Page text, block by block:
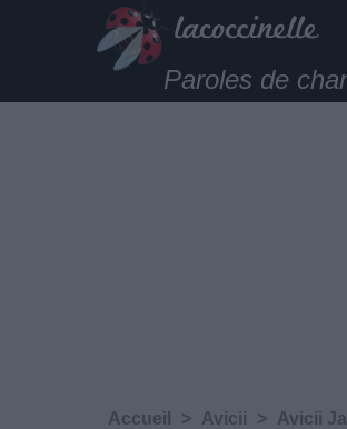
Paroles de
Accueil > Avicii > Avicii